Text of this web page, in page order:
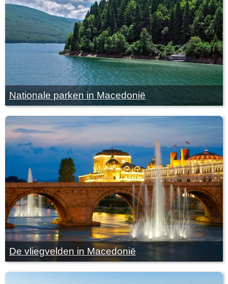
Nationale parken in Macedonië
De vliegvelden in Macedonië